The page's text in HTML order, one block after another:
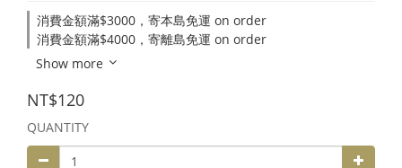
消費金額滿$3000，寄本島免運 on order
消費金額滿$4000，寄離島免運 on order
Show more
NT$120
QUANTITY